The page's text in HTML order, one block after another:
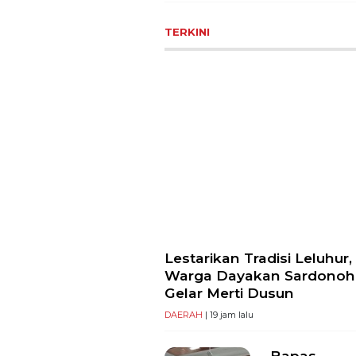
TERKINI
Lestarikan Tradisi Leluhur,
Warga Dayakan
Gelar Merti Dusun
DAERAH | 19 jam lalu